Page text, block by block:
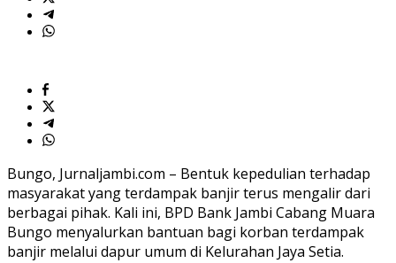
Bungo, Jurnaljambi.com – Bentuk kepedulian terhadap
masyarakat yang terdampak banjir terus mengalir dari
berbagai pihak. Kali ini, BPD Bank Jambi Cabang Muara
Bungo menyalurkan bantuan bagi korban terdampak
banjir melalui dapur umum di Kelurahan Jaya Setia.